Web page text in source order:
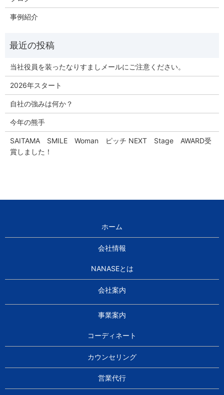
事例紹介
当社役員を装ったなりすましメールにご注意ください。
2026年スタート
自社の強みは何か？
今年の熊手
SAITAMA SMILE Woman ピッチ NEXT Stage AWARD受
賞しました！
ホーム
会社情報
NANASEとは
会社案内
事業案内
コーディネート
カウンセリング
営業代行